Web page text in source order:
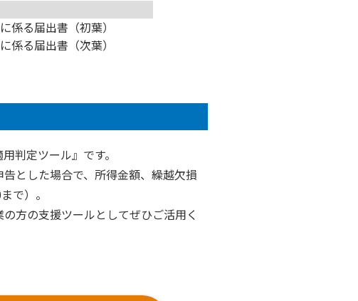
係る届出書（初葉）
係る届出書（次葉）
判定ツール』です。
とした場合で、所得金額、繰越欠損
で）。
方の支援ツールとしてぜひご活用く